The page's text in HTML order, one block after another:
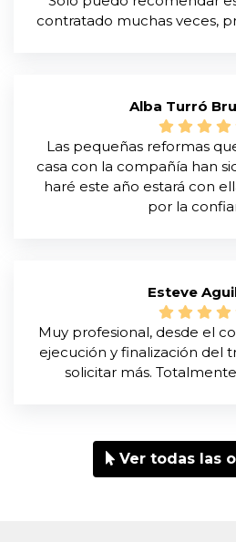
contratado muchas veces,
Alba Turró
Las pequeñas reformas
casa con la compañía han
haré este año estará con
por la
Esteve
Muy profesional, desde el
ejecución y finalización del
solicitar más.
Ver todas las